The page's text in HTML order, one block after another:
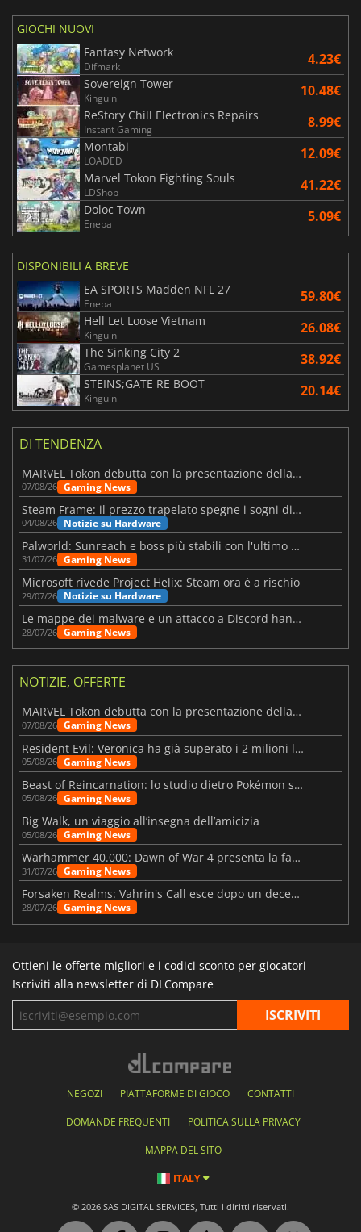
GIOCHI NUOVI
Fantasy Network
Difmark 4.23€
Sovereign Tower
Kinguin 10.48€
ReStory Chill Electronics Repairs
Instant Gaming 8.99€
Montabi
LOADED 12.09€
Marvel Tokon Fighting Souls
LDShop 41.22€
Doloc Town
Eneba 5.09€
DISPONIBILI A BREVE
EA SPORTS Madden NFL 27
Eneba 59.80€
Hell Let Loose Vietnam
Kinguin 26.08€
The Sinking City 2
Gamesplanet US 38.92€
STEINS;GATE RE BOOT
Kinguin 20.14€
DI TENDENZA
MARVEL Tōkon debutta con la presentazione della roadmap per il primo anno
07/08/26 Gaming News
Steam Frame: il prezzo trapelato spegne i sogni di un VR economico
04/08/26 Notizie su Hardware
Palworld: Sunreach e boss più stabili con l'ultimo update
31/07/26 Gaming News
Microsoft rivede Project Helix: Steam ora è a rischio
29/07/26 Notizie su Hardware
Le mappe dei malware e un attacco a Discord hanno colpito Meccha Chameleon
28/07/26 Gaming News
NOTIZIE, OFFERTE
MARVEL Tōkon debutta con la presentazione della roadmap per il primo anno
07/08/26 Gaming News
Resident Evil: Veronica ha già superato i 2 milioni liste dei desideri
05/08/26 Gaming News
Beast of Reincarnation: lo studio dietro Pokémon su una nuova strada
05/08/26 Gaming News
Big Walk, un viaggio all’insegna dell’amicizia
05/08/26 Gaming News
Warhammer 40.000: Dawn of War 4 presenta la fazione dei Necron
31/07/26 Gaming News
Forsaken Realms: Vahrin's Call esce dopo un decennio di sviluppo
28/07/26 Gaming News
Ottieni le offerte migliori e i codici sconto per giocatori
Iscriviti alla newsletter di DLCompare
NEGOZI PIATTAFORME DI GIOCO CONTATTI
DOMANDE FREQUENTI POLITICA SULLA PRIVACY
MAPPA DEL SITO
ITALY
© 2026 SAS DIGITAL SERVICES, Tutti i diritti riservati.